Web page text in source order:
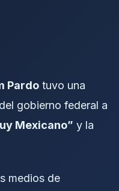
Pardo tuvo una
gobierno federal a
Mexicano” y la
medios de